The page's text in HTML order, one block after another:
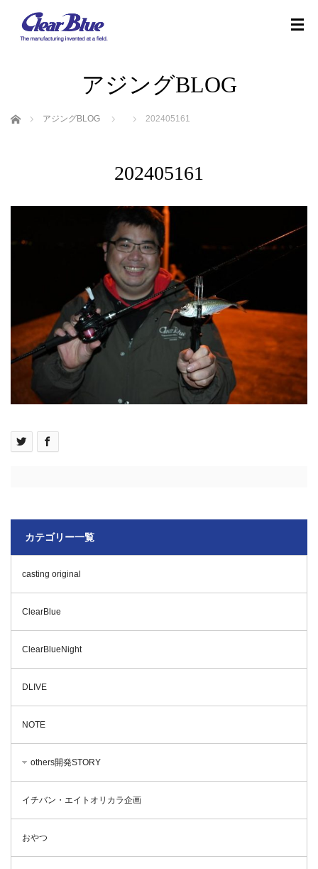
アジングBLOG
ホーム アジングBLOG 202405161
202405161
カテゴリー一覧
casting original
ClearBlue
ClearBlueNight
DLIVE
NOTE
others開発STORY
イチバン・エイトオリカラ企画
おやつ